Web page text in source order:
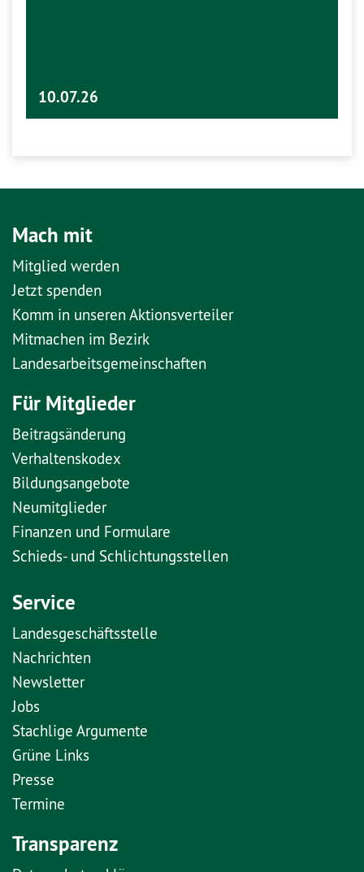
10.07.26
Mach mit
Mitglied werden
Jetzt spenden
Komm in unseren Aktionsverteiler
Mitmachen im Bezirk
Landesarbeitsgemeinschaften
Für Mitglieder
Beitragsänderung
Verhaltenskodex
Bildungsangebote
Neumitglieder
Finanzen und Formulare
Schieds- und Schlichtungsstellen
Service
Landesgeschäftsstelle
Nachrichten
Newsletter
Jobs
Stachlige Argumente
Grüne Links
Presse
Termine
Transparenz